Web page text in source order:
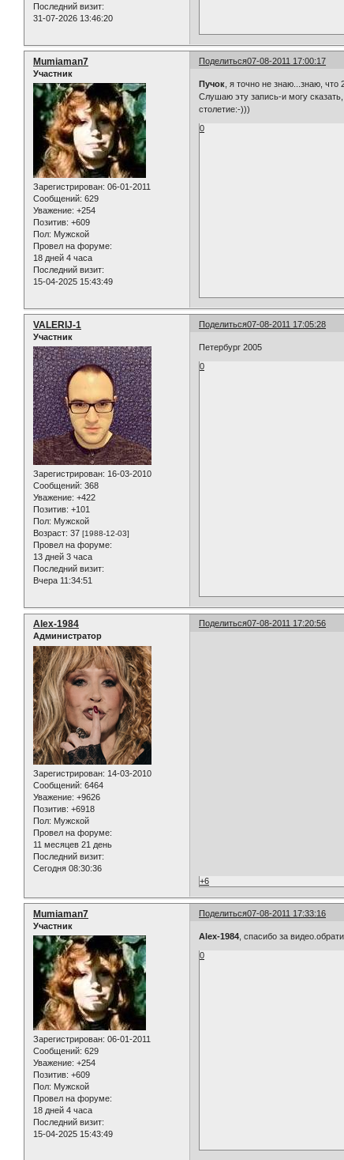
Последний визит:
31-07-2026 13:46:20
Поделиться07-08-2011 17:00:17
Mumiaman7
Участник
Зарегистрирован: 06-01-2011
Сообщений: 629
Уважение: +254
Позитив: +609
Пол: Мужской
Провел на форуме:
18 дней 4 часа
Последний визит:
15-04-2025 15:43:49
Пучок , я точно не знаю...знаю, что
Слушаю эту запись-и могу
столетие:-)))
0
Поделиться07-08-2011 17:05:28
VALERIJ-1
Участник
Зарегистрирован: 16-03-2010
Сообщений: 368
Уважение: +422
Позитив: +101
Пол: Мужской
Возраст: 37 [1988-12-03]
Провел на форуме:
13 дней 3 часа
Последний визит:
Вчера 11:34:51
Петербург 2005
0
Поделиться07-08-2011 17:20:56
Alex-1984
Администратор
Зарегистрирован: 14-03-2010
Сообщений: 6464
Уважение: +9626
Позитив: +6918
Пол: Мужской
Провел на форуме:
11 месяцев 21 день
Последний визит:
Сегодня 08:30:36
+6
Поделиться07-08-2011 17:33:16
Mumiaman7
Участник
Зарегистрирован: 06-01-2011
Сообщений: 629
Уважение: +254
Позитив: +609
Пол: Мужской
Провел на форуме:
18 дней 4 часа
Последний визит:
15-04-2025 15:43:49
Alex-1984 , спасибо за
0